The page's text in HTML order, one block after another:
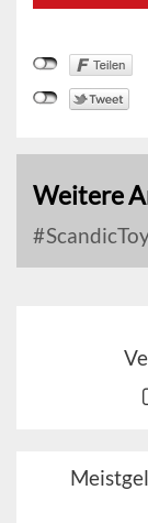
Weitere